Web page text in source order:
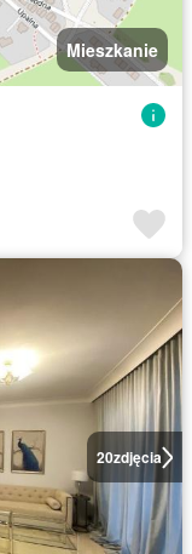
Mieszkanie
20zdjęcia